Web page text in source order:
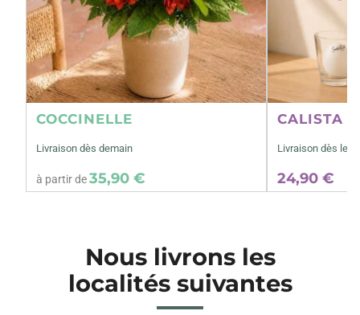
COCCINELLE
Livraison dès demain
à partir de35,90 €
CALISTA
Livraison dès le
24,90 €
Nous livrons les
localités suivantes